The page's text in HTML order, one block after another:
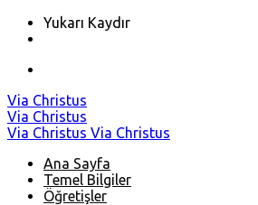
Yukarı Kaydır
Skip
to
content
Via Christus
Via Christus
Via Christus Via Christus
Ana Sayfa
Temel Bilgiler
Öğretişler